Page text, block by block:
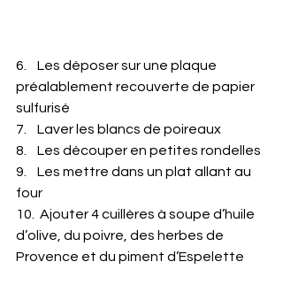
6.    Les déposer sur une plaque
préalablement recouverte de papier
sulfurisé
7.    Laver les blancs de poireaux
8.    Les découper en petites rondelles
9.    Les mettre dans un plat allant au
four
10.  Ajouter 4 cuillères à soupe d’huile
d’olive, du poivre, des herbes de
Provence et du piment d’Espelette